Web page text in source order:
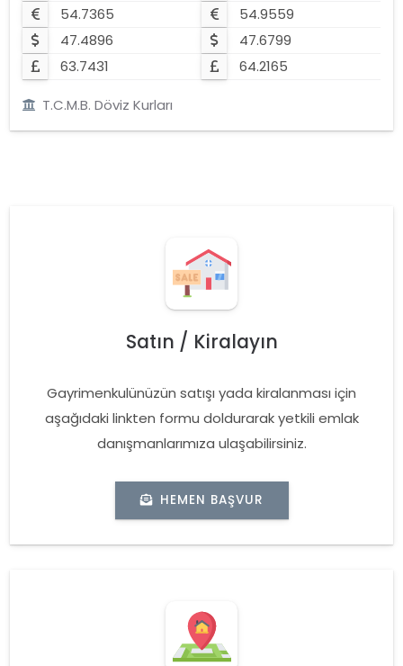
54.7365
54.9559
47.4896
47.6799
63.7431
64.2165
T.C.M.B. Döviz Kurları
Satın / Kiralayın
Gayrimenkulünüzün satışı yada kiralanması için
aşağıdaki linkten formu doldurarak yetkili emlak
danışmanlarımıza ulaşabilirsiniz.
HEMEN BAŞVUR